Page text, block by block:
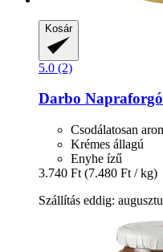
Kosár
5.0 (2)
Darbo
Csodálatosan
Krémes állagú
Enyhe ízű
3.740 Ft (7.480 Ft / kg)
Szállítás eddig: